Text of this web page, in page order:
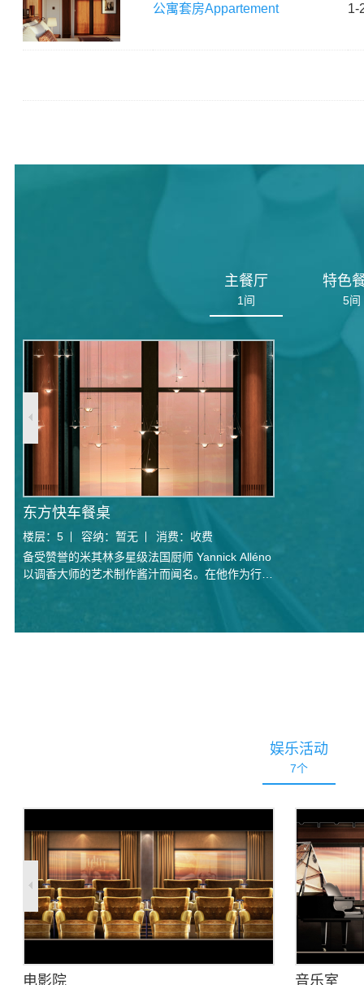
公寓套房Appartement 1-
主餐厅
1 间
特色
5间
东方快车餐桌
楼层： 5 容纳： 暂无 消费： 收费
备受赞誉的米其林多星级法国厨师 Yannick Alléno
以调香大师的艺术制作酱汁而闻名。在他作为行政
花板和由 Emmanuel Barrois 设计的精美玻璃制
娱乐活动
7个
电影院 音乐室